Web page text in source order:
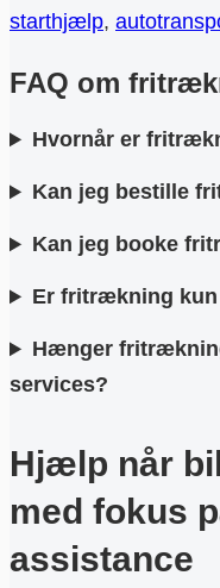
starthjælp,
FAQ om
Hvornår er
Kan jeg bestille
Kan jeg booke
Er fritrækning kun
Hænger
services?
Hjælp når
med fokus
assistance